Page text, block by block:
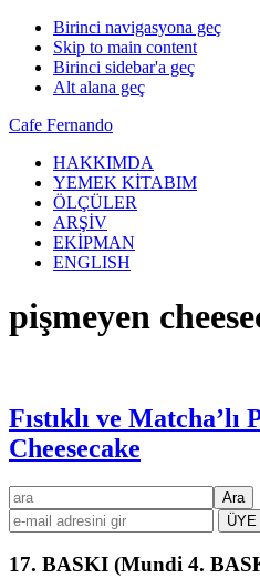
Birinci navigasyona geç
Skip to main content
Birinci sidebar'a geç
Alt alana geç
Cafe Fernando
HAKKIMDA
YEMEK KİTABIM
ÖLÇÜLER
ARŞİV
EKİPMAN
ENGLISH
pişmeyen
Fıstıklı ve Matcha’lı
Cheesecake
Birincil
kenar
çubuğu
ara
17. BASKI (Mundi 4.